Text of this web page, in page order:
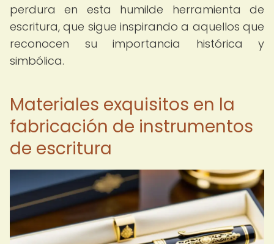
perdura en esta humilde herramienta de
escritura, que sigue inspirando a aquellos que
reconocen su importancia histórica y
simbólica.
Materiales exquisitos en la
fabricación de instrumentos
de escritura